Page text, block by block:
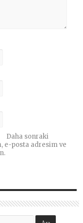
Daha sonraki
e-posta adresim ve